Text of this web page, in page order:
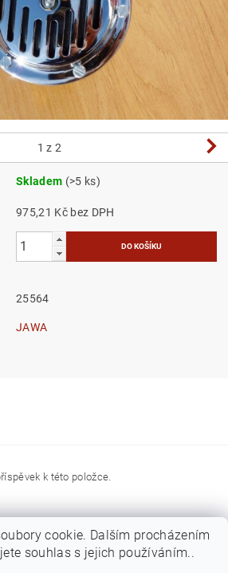
1 z 2
Skladem (>5 ks)
975,21 Kč bez DPH
25564
JAWA
k této položce.
cookie. Dalším procházením
souhlas s jejich používáním..